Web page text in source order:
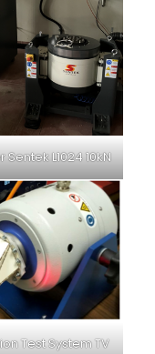
Sentek L1024 10kN
Test System TV